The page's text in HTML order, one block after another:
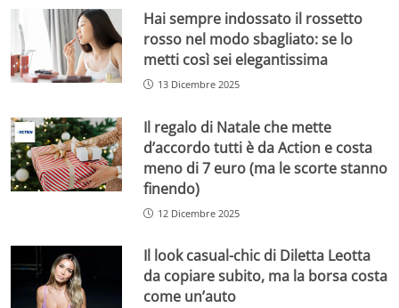
Hai sempre indossato il rossetto
rosso nel modo sbagliato: se lo
metti così sei elegantissima
13 Dicembre 2025
Il regalo di Natale che mette
d’accordo tutti è da Action e costa
meno di 7 euro (ma le scorte stanno
finendo)
12 Dicembre 2025
Il look casual-chic di Diletta Leotta
da copiare subito, ma la borsa costa
come un’auto